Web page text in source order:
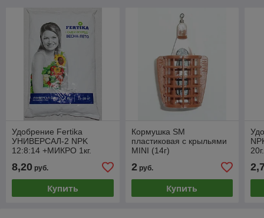
Удобрение Fertika
УНИВЕРСАЛ-2 NPK
12:8:14 +МИКРО 1кг.
8,20 руб.
Купить
Кормушка SM
пластиковая с крыльями
MINI (14г)
2руб.
Купить
20г.